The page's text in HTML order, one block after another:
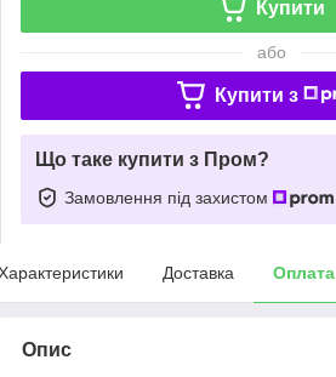
Купити
або
Купити з
Що таке купити з Пром?
Замовлення під захистом
Доставка Оплата
Опис